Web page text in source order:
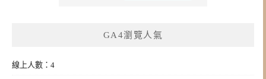
GA4瀏覽人氣
線上人數：4